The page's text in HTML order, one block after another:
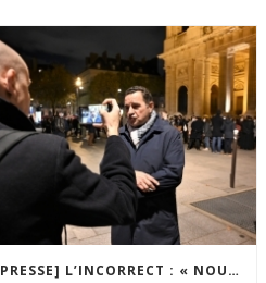
[PRESSE] L’INCORRECT : « NOUS FERONS TOUT POUR QUE LES CONTRAVENTIONS ÉTABLIES SOIENT CASSÉES DEVANT LES TRIBUNAUX »